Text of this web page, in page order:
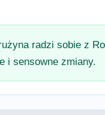
radzi sobie z
i sensowne zmiany.